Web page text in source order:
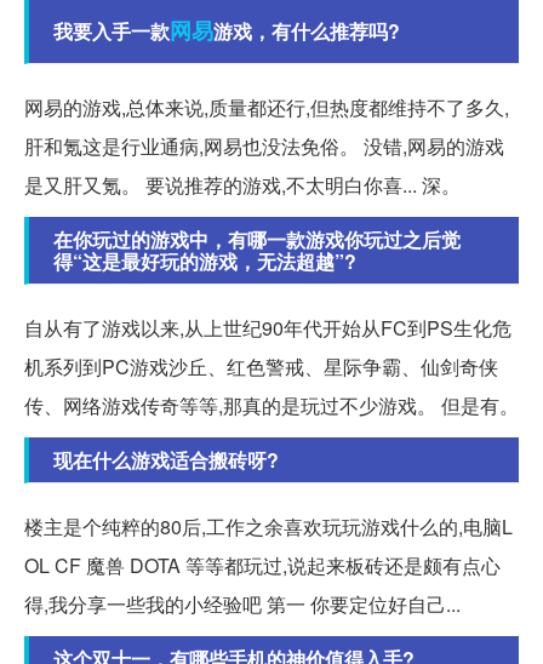
我要入手一款网易游戏，有什么推荐吗?
网易的游戏,总体来说,质量都还行,但热度都维持不了多久,
肝和氪这是行业通病,网易也没法免俗。 没错,网易的游戏
是又肝又氪。 要说推荐的游戏,不太明白你喜... 深。
在你玩过的游戏中，有哪一款游戏你玩过之后觉
得“这是最好玩的游戏，无法超越”?
自从有了游戏以来,从上世纪90年代开始从FC到PS生化危
机系列到PC游戏沙丘、红色警戒、星际争霸、仙剑奇侠
传、网络游戏传奇等等,那真的是玩过不少游戏。 但是有。
现在什么游戏适合搬砖呀?
楼主是个纯粹的80后,工作之余喜欢玩玩游戏什么的,电脑L
OL CF 魔兽 DOTA 等等都玩过,说起来板砖还是颇有点心
得,我分享一些我的小经验吧 第一 你要定位好自己...
这个双十一，有哪些手机的神价值得入手?